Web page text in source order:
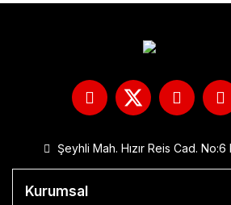
Şeyhli Mah. Hızır Reis Cad.
Kurumsal